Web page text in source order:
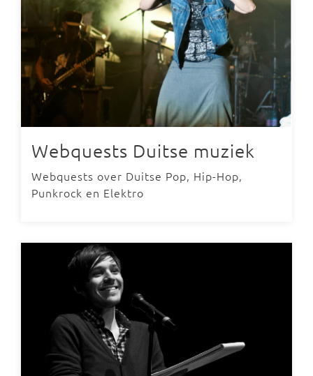
Webquests Duitse muziek
Webquests over Duitse Pop, Hip-Hop,
Punkrock en Elektro